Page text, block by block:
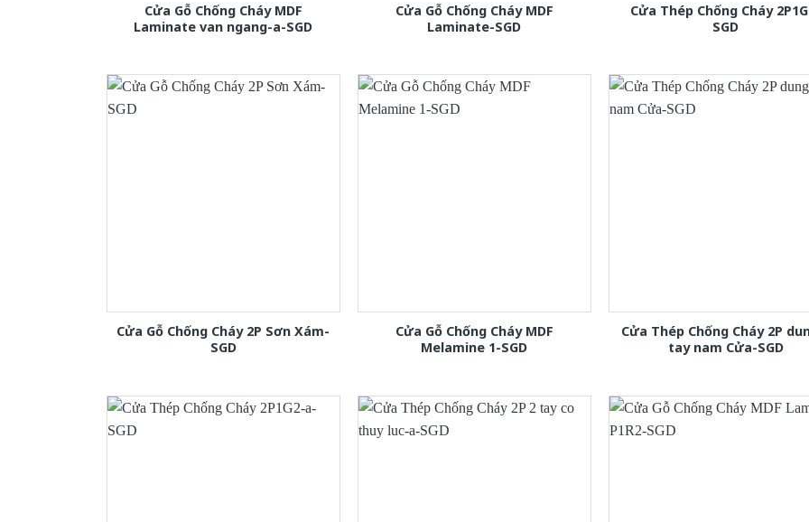
Cửa Gỗ Chống Cháy MDF
Laminate van ngang-a-SGD
Cửa Gỗ Chống Cháy MDF
Laminate-SGD
Cửa Thép Chống Cháy
SGD
Cửa Gỗ Chống Cháy 2P Sơn Xám-
SGD
Cửa Gỗ Chống Cháy MDF
Melamine 1-SGD
Cửa Thép Chống Cháy 2P
tay nam Cửa-SGD